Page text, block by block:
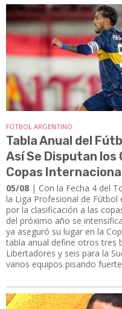
FÚTBOL ARGENTINO
Tabla Anual del
Así Se Disputan los
Copas
05/08 | Con la Fecha 4 del
la Liga Profesional de Fútbol
por la clasificación a las
del próximo año se
ya aseguró su lugar en la
tabla anual define otros tres
Libertadores y seis para la
varios equipos pisando